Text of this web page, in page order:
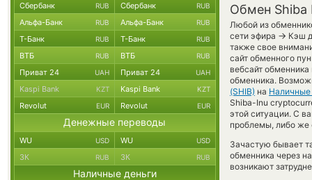
Обмен Shiba
Любой из
сети эфира → Кэш
также свое
сайт обменного
вебсайт
обменника.
(SHIB) на Наличные
Shiba-Inu
этой ситуации. С
проблемы, либо же
Зачастую бывает
обменника через
возникают
Сбербанк RUB Сбербанк RUB
Альфа-Банк RUB Альфа-Банк RUB
Т-Банк RUB Т-Банк RUB
ВТБ RUB ВТБ RUB
Приват 24 UAH Приват 24 UAH
Kaspi Bank KZT Kaspi Bank KZT
Revolut EUR Revolut EUR
Денежные переводы
WU USD WU USD
ЗК RUB ЗК RUB
Наличные деньги